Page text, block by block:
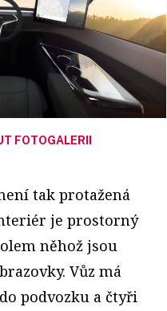
FOTOGALERII
tak protažená
je prostorný
něhož jsou
Vůz má
podvozku a čtyři